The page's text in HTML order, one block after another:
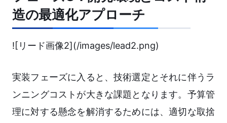
造の最適化アプローチ
![リード画像2](/images/lead2.png)
実装フェーズに入ると、技術選定とそれに伴うラ
ンニングコストが大きな課題となります。予算管
理に対する懸念を解消するためには、適切な取捨